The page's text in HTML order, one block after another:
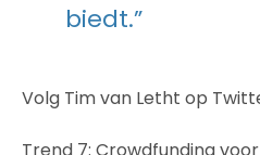
biedt.”
Volg Tim van Letht op
Trend 7: Crowdfunding